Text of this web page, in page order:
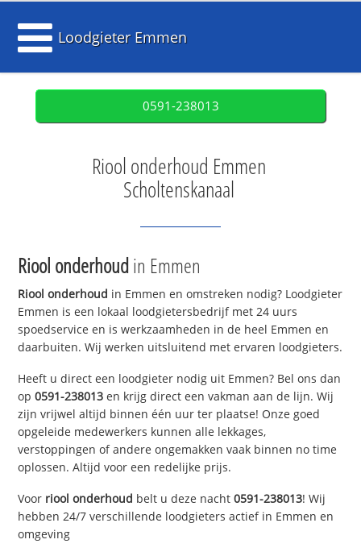
Loodgieter Emmen
0591-238013
Riool onderhoud Emmen
Scholtenskanaal
Riool onderhoudin Emmen
Riool onderhoud in Emmen en omstreken nodig? Loodgieter
Emmen is een lokaal loodgietersbedrijf met 24 uurs
spoedservice en is werkzaamheden in de heel Emmen en
daarbuiten. Wij werken uitsluitend met ervaren loodgieters.
Heeft u direct een loodgieter nodig uit Emmen? Bel ons dan
op0591-238013 en krijg direct een vakman aan de lijn. Wij
zijn vrijwel altijd binnen één uur ter plaatse! Onze goed
opgeleide medewerkers kunnen alle lekkages,
verstoppingen of andere ongemakken vaak binnen no time
oplossen. Altijd voor een redelijke prijs.
Voor riool onderhoud belt u deze nacht0591-238013! Wij
hebben 24/7 verschillende loodgieters actief in Emmen en
omgeving